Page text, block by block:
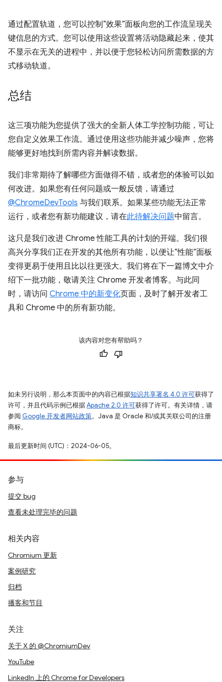
通过配置轨道，您可以控制“效果”面板向您的工作流呈现关
键信息的方式。您可以使用这些设置将活动隐藏起来，使其
不显示在无关的进程中，并以便于您轻松访问所需数据的方
式移动轨道。
总结
这三项功能为您提供了强大的全新人体工学控制功能，可让
您自定义效果工作流。通过使用这些功能并减少噪声，您将
能够更好地找到所需内容并解读数据。
我们非常期待了解哪些方面做得不错，或者您的体验可以如
何改进。如果您有任何问题或一般反馈，请通过
@ChromeDevTools 与我们联系。如果某些功能无法正常
运行，或者您有新功能建议，请在此待解决问题中留言。
这只是我们改进 Chrome 性能工具的计划的开端。我们很
高兴分享我们正在开发的其他所有功能，以便让“性能”面板
变得更易于使用且比以往更强大。我们将在下一篇博文中介
绍下一批功能，敬请关注 Chrome 开发者博客。与此同
时，请访问 Chrome 中的新变化页面，及时了解开发者工
具和 Chrome 中的所有新功能。
该内容对您有帮助吗？
如未另行说明，那么本页面中的内容已根据知识共享署名 4.0 许可获得了
许可，并且代码示例已根据Apache 2.0 许可获得了许可。有关详情，请
参阅 Google 开发者网站政策。Java 是 Oracle 和/或其关联公司的注册
商标。
最后更新时间 (UTC)：2024-06-05。
参与
提交 bug
查看未处理完毕的问题
相关内容
Chromium 更新
案例研究
归档
播客和节目
关注
关于 X 的 @ChromiumDev
YouTube
LinkedIn 上的 Chrome for Developers